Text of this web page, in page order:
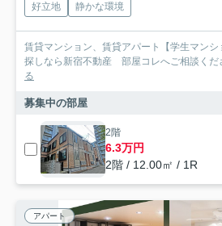
好立地
静かな環境
賃貸マンション、賃貸アパート【学生マン
探しなら新宿不動産 部屋コレへご相談くだ
る
募集中の部屋
2階
6.3万円
2階 / 12.00㎡ / 1R
アパート